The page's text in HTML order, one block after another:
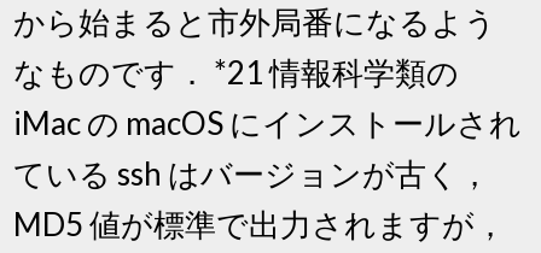
から始まると市外局番になるよう
なものです． *21 情報科学類の
iMac の macOS にインストールされ
ている ssh はバージョンが古く，
MD5 値が標準で出力されますが，